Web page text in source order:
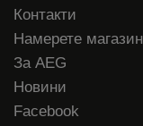
Контакти
Намерете магазин
За AEG
Новини
Facebook